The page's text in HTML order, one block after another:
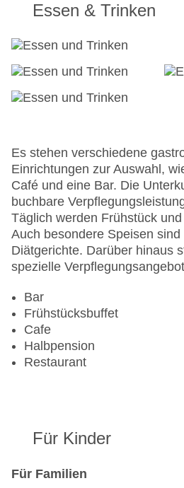
Lift
Anzahl der Aufzüge: 1
Zimmerservice
Zahlungsarten: EC Maestro,
Essen & Trinken
Es stehen verschiedene
Einrichtungen zur Auswahl,
Café und eine Bar. Die
buchbare
Täglich werden Frühstück
Auch besondere Speisen
Diätgerichte. Darüber hinaus
spezielle
Bar
Frühstücksbuffet
Cafe
Halbpension
Restaurant
Für Kinder
Für Familien